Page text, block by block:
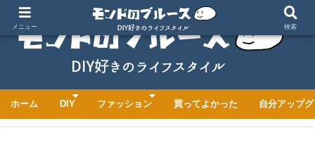
ホーム DIY ファッション 買ってよかった 自分アップ
メニュー 検索